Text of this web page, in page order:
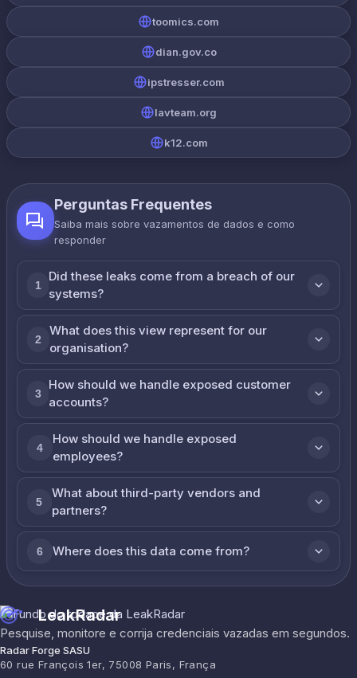
toomics.com
dian.gov.co
ipstresser.com
lavteam.org
k12.com
Perguntas Frequentes
Saiba mais sobre vazamentos de dados e como
responder
1
Did these leaks come from a breach of our
systems?
2
What does this view represent for our
organisation?
3
How should we handle exposed customer
accounts?
4
How should we handle exposed
employees?
5
What about third-party vendors and
partners?
6 Where does this data come from?
LeakRadar
Pesquise, monitore e corrija credenciais vazadas em segundos.
Radar Forge SASU
60 rue François 1er, 75008 Paris, França